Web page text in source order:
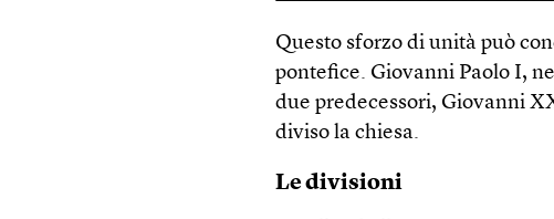
Questo sforzo di unità può
pontefice. Giovanni Paolo I,
due predecessori, Giovanni
diviso la chiesa.
Le divisioni